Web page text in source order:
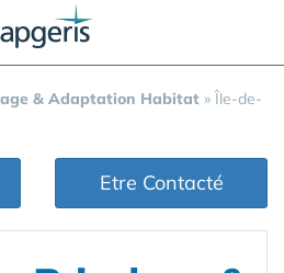
& Adaptation Habitat » Île-de-
Etre Contacté